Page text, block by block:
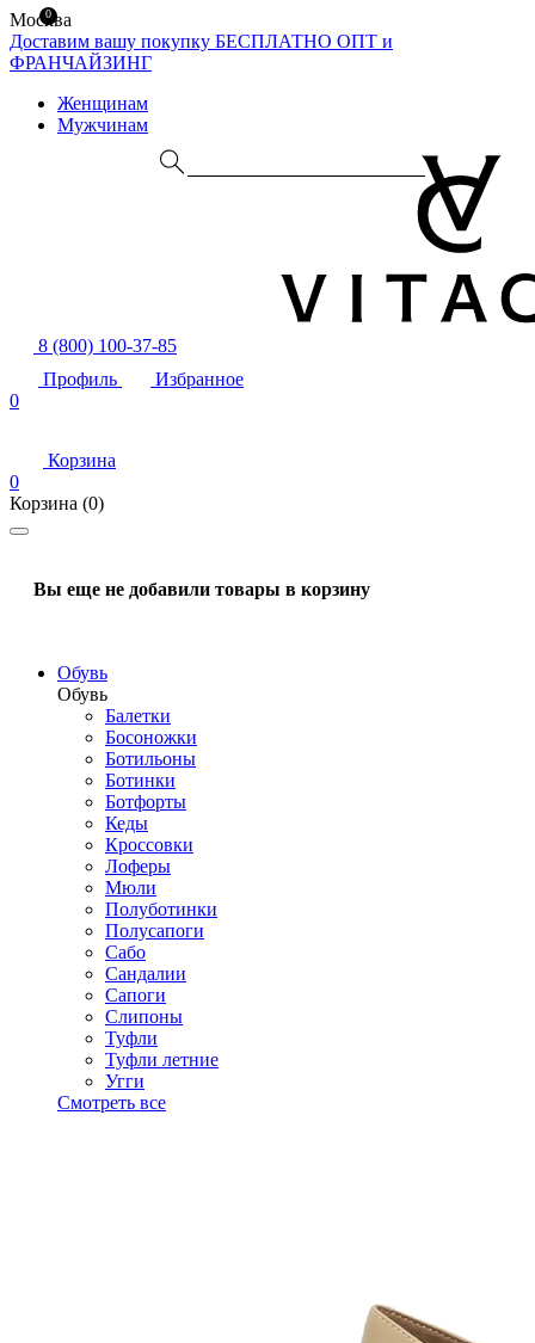
Москва
Доставим вашу покупку БЕСПЛАТНО ОПТ и
ФРАНЧАЙЗИНГ
Женщинам
Мужчинам
8 (800) 100-37-85
Профиль
Избранное
0
Корзина
0
Корзина (0)
Вы еще не добавили товары в корзину
Обувь
Обувь
Балетки
Босоножки
Ботильоны
Ботинки
Ботфорты
Кеды
Кроссовки
Лоферы
Мюли
Полуботинки
Полусапоги
Сабо
Сандалии
Сапоги
Слипоны
Туфли
Туфли летние
Угги
Смотреть все
0